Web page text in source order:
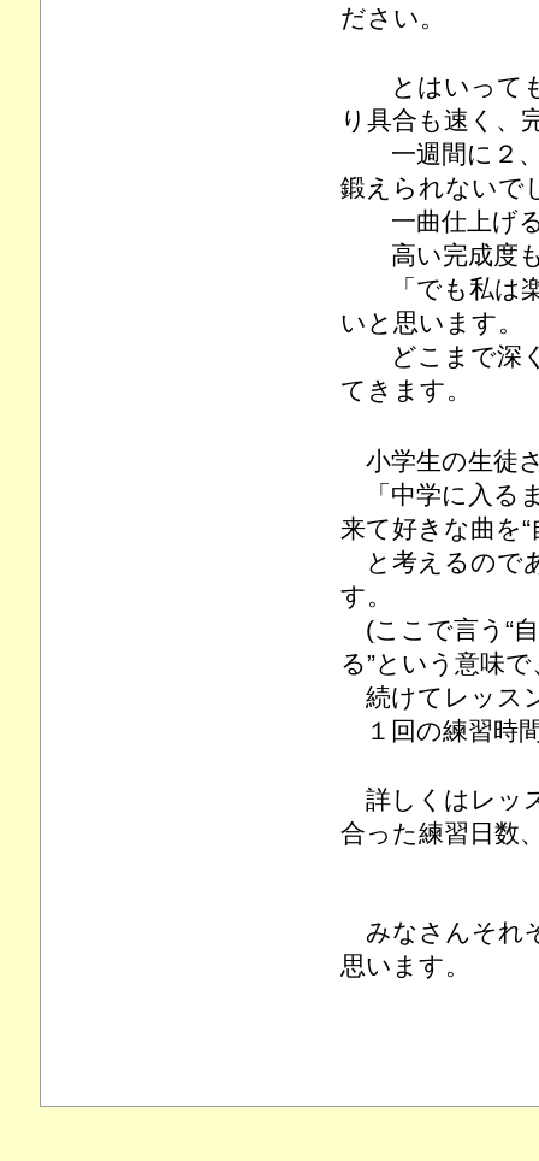
ださい。
とはいっても
り具合も速く、
一週間に２、
鍛えられないで
一曲仕上げる
高い完成度も
「でも私は楽
いと思います。
どこまで深く
てきます。
小学生の生徒
「中学に入る
来て好きな曲を
と考えるので
す。
(ここで言う“
る”という意味
続けてレッス
１回の練習時
詳しくはレッ
合った練習日数
みなさんそれ
思います。